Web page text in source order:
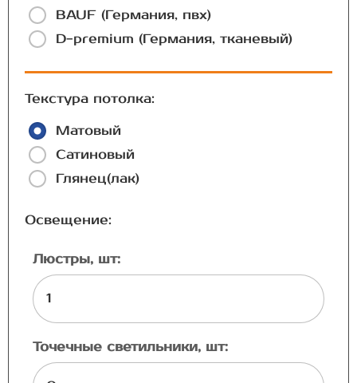
BAUF (Германия, пвх)
D-premium (Германия, тканевый)
Текстура потолка:
Матовый
Сатиновый
Глянец(лак)
Освещение:
Люстры, шт:
Точечные светильники, шт: